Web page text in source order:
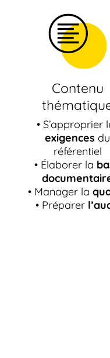
Contenu
• S’approprier
exigences du
référentiel
• Élaborer la
• Manager la
• Préparer